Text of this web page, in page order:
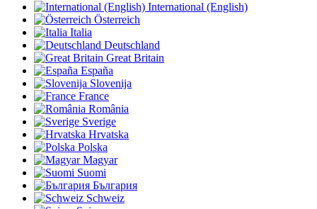
International (English)
Österreich
Italia
Deutschland
Great Britain
España
Slovenija
France
România
Sverige
Hrvatska
Polska
Magyar
Suomi
България
Schweiz